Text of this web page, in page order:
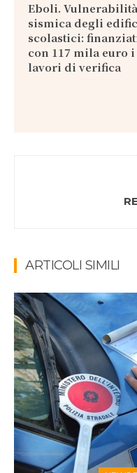
Eboli. Vulnerabilità
sismica degli
scolastici:
con 117 mila euro i
lavori di verifica
ARTICOLI SIMILI